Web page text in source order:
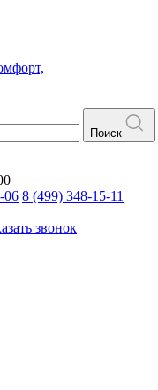
Поиск
06 8 (499) 348-15-11
звонок